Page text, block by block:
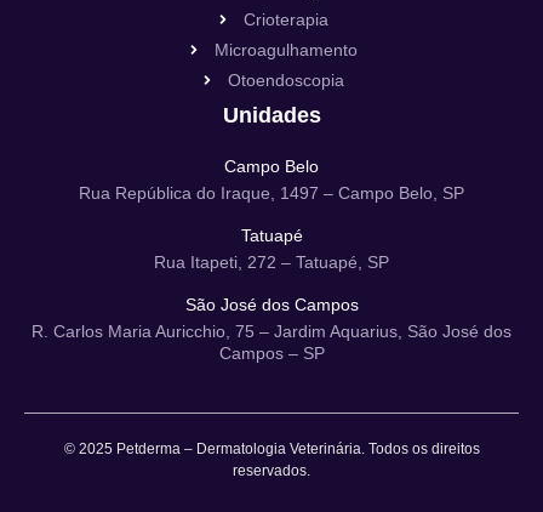
Crioterapia
Microagulhamento
Otoendoscopia
Unidades
Campo Belo
Rua República do Iraque, 1497 – Campo Belo, SP
Tatuapé
Rua Itapeti, 272 – Tatuapé, SP
São José dos Campos
R. Carlos Maria Auricchio, 75 – Jardim Aquarius, São José dos
Campos – SP
© 2025 Petderma – Dermatologia Veterinária. Todos os direitos
reservados.